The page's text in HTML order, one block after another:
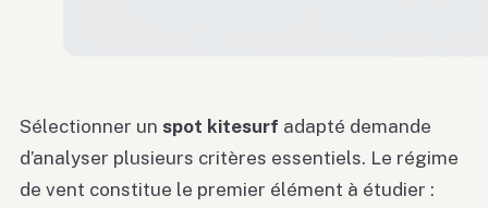
Sélectionner un spot kitesurf adapté demande
d’analyser plusieurs critères essentiels. Le régime
de vent constitue le premier élément à étudier :